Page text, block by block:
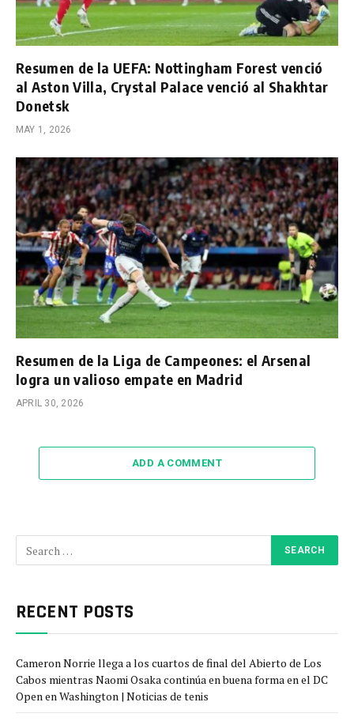
Resumen de la UEFA: Nottingham Forest venció
al Aston Villa, Crystal Palace venció al Shakhtar
Donetsk
MAY 1, 2026
Resumen de la Liga de Campeones: el Arsenal
logra un valioso empate en Madrid
APRIL 30, 2026
ADD A COMMENT
RECENT POSTS
Cameron Norrie llega a los cuartos de final del Abierto de Los
Cabos mientras Naomi Osaka continúa en buena forma en el DC
Open en Washington | Noticias de tenis